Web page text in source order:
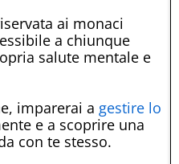
ai monaci
a chiunque
salute mentale e
imparerai a gestire lo
e a scoprire una
con te stesso.